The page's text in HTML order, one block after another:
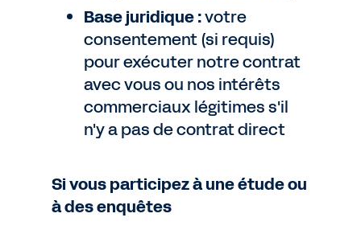
Base juridique :votre
consentement (si requis)
pour exécuter notre contrat
avec vous ou nos intérêts
commerciaux légitimes s'il
n'y a pas de contrat direct
Si vous participez à une étude ou
à des enquêtes